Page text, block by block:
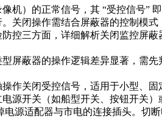
机）的正常信号，其 “受控信号”
关闭操作需结合屏蔽器的控制模
控三方面，详细解析关闭监控屏蔽
屏蔽器的操作逻辑差异显著，需先
作关闭受控信号，适用于小型、
源开关（如船型开关、按钮开关
源适配器与市电的连接插头。切